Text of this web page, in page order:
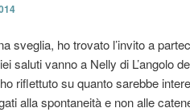
sveglia, ho trovato l’invito a
saluti vanno a Nelly di L’angolo
riflettuto su quanto sarebbe
alla spontaneità e non alle